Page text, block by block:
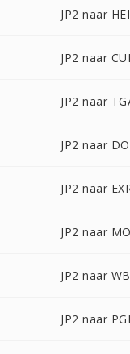
JP2 naar
JP2 naar
JP2 naar
JP2 naar
JP2 naar
JP2 naar
JP2 naar
JP2 naar